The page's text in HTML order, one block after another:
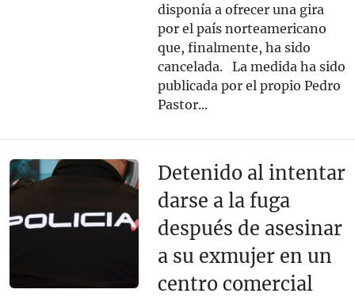
disponía a ofrecer una gira
por el país norteamericano
que, finalmente, ha sido
cancelada. La medida ha sido
publicada por el propio Pedro
Pastor...
Detenido al intentar
darse a la fuga
después de asesinar
a su exmujer en un
centro comercial